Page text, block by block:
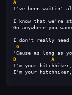
A
I've been waitin'
I know that we're
Go anywhere you
I don't really need
G
'Cause as long as
D
A
I'm your hitchhiker,
I'm your hitchhiker,